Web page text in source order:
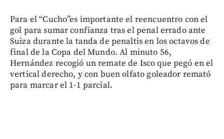
Para el “Cucho”es importante el reencuentro con el
gol para sumar confianza tras el penal errado ante
Suiza durante la tanda de penaltis en los octavos de
final de la Copa del Mundo. Al minuto 56,
Hernández recogió un remate de Isco que pegó en el
vertical derecho, y con buen olfato goleador remató
para marcar el 1-1 parcial.